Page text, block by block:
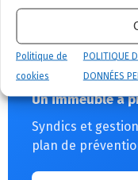
Politique de
cookies
POLITIQUE
DONNÉES
portefeuille de
Un immeuble à
Syndics et
plan de